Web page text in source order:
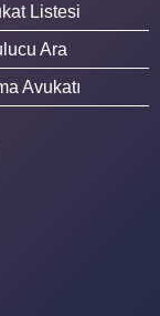
Listesi
Ara
Avukatı